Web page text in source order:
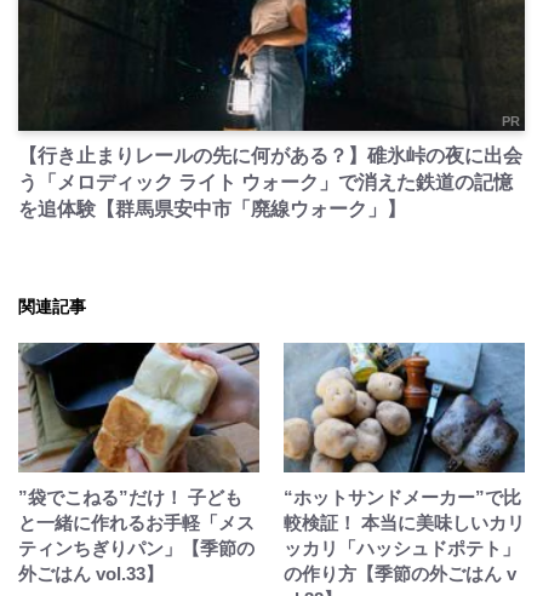
PR
【行き止まりレールの先に何がある？】碓氷峠の夜に出会
う「メロディック ライト ウォーク」で消えた鉄道の記憶
を追体験【群馬県安中市「廃線ウォーク」】
関連記事
”袋でこねる”だけ！ 子ども
と一緒に作れるお手軽「メス
ティンちぎりパン」【季節の
外ごはん vol.33】
“ホットサンドメーカー”で比
較検証！ 本当に美味しいカリ
ッカリ「ハッシュドポテト」
の作り方【季節の外ごはん v